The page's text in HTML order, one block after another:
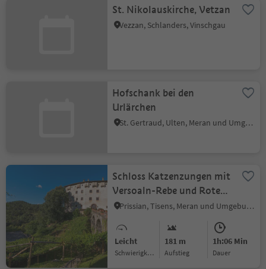
St. Nikolauskirche, Vetzan
Vezzan, Schlanders, Vinschgau
Hofschank bei den
Urlärchen
St. Gertraud, Ulten, Meran und Umgebung
Schloss Katzenzungen mit
Versoaln-Rebe und Roter
Weg
Prissian, Tisens, Meran und Umgebung
Leicht
Schwierigkeitsgrad
181 m
Aufstieg
1h:06 Min
Dauer